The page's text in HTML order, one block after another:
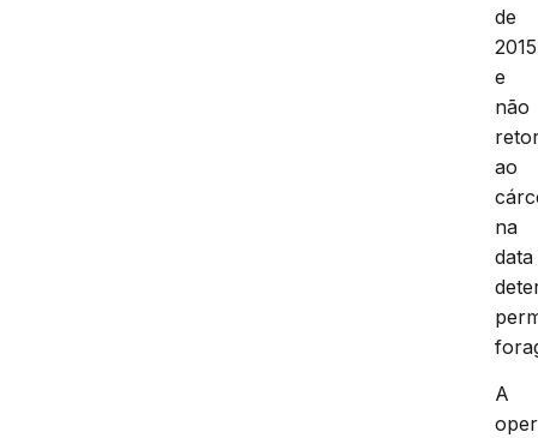
de
e
não
ao
na
data
A